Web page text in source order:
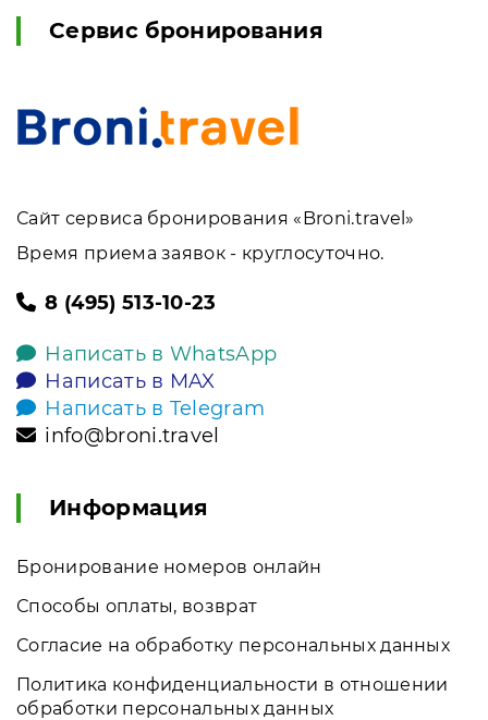
Сервис бронирования
Сайт сервиса бронирования «Broni.travel»
Время приема заявок - круглосуточно.
8 (495) 513-10-23
Написать в WhatsApp
Написать в MAX
Написать в Telegram
info@broni.travel
Информация
Бронирование номеров онлайн
Способы оплаты, возврат
Согласие на обработку персональных данных
Политика конфиденциальности в отношении
обработки персональных данных